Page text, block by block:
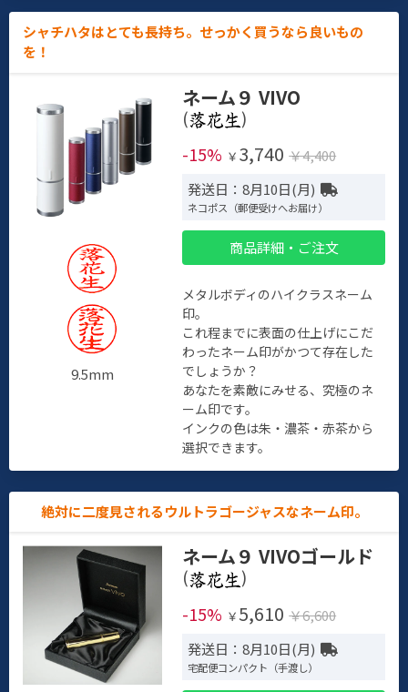
シャチハタはとても長持ち。せっかく買うなら良いもの
を！
9.5mm
ネーム９ VIVO
(
)
-15% ￥ 3,740 ￥4,400
発送日：8月10日(月)
ネコポス（郵便受けへお届け）
商品詳細・ご注文
メタルボディのハイクラスネーム
印。
これ程までに表面の仕上げにこだ
わったネーム印がかつて存在した
でしょうか？
あなたを素敵にみせる、究極のネ
ーム印です。
インクの色は朱・濃茶・赤茶から
選択できます。
絶対に二度見されるウルトラゴージャスなネーム印。
ネーム９ VIVOゴールド
(
)
-15% ￥ 5,610 ￥6,600
発送日：8月10日(月)
宅配便コンパクト（手渡し）